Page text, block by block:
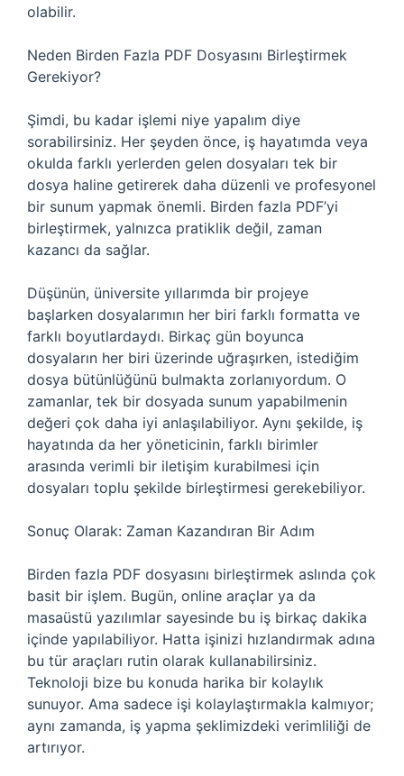
olabilir.
Neden Birden Fazla PDF Dosyasını Birleştirmek
Gerekiyor?
Şimdi, bu kadar işlemi niye yapalım diye
sorabilirsiniz. Her şeyden önce, iş hayatımda veya
okulda farklı yerlerden gelen dosyaları tek bir
dosya haline getirerek daha düzenli ve profesyonel
bir sunum yapmak önemli. Birden fazla PDF’yi
birleştirmek, yalnızca pratiklik değil, zaman
kazancı da sağlar.
Düşünün, üniversite yıllarımda bir projeye
başlarken dosyalarımın her biri farklı formatta ve
farklı boyutlardaydı. Birkaç gün boyunca
dosyaların her biri üzerinde uğraşırken, istediğim
dosya bütünlüğünü bulmakta zorlanıyordum. O
zamanlar, tek bir dosyada sunum yapabilmenin
değeri çok daha iyi anlaşılabiliyor. Aynı şekilde, iş
hayatında da her yöneticinin, farklı birimler
arasında verimli bir iletişim kurabilmesi için
dosyaları toplu şekilde birleştirmesi gerekebiliyor.
Sonuç Olarak: Zaman Kazandıran Bir Adım
Birden fazla PDF dosyasını birleştirmek aslında çok
basit bir işlem. Bugün, online araçlar ya da
masaüstü yazılımlar sayesinde bu iş birkaç dakika
içinde yapılabiliyor. Hatta işinizi hızlandırmak adına
bu tür araçları rutin olarak kullanabilirsiniz.
Teknoloji bize bu konuda harika bir kolaylık
sunuyor. Ama sadece işi kolaylaştırmakla kalmıyor;
aynı zamanda, iş yapma şeklimizdeki verimliliği de
artırıyor.